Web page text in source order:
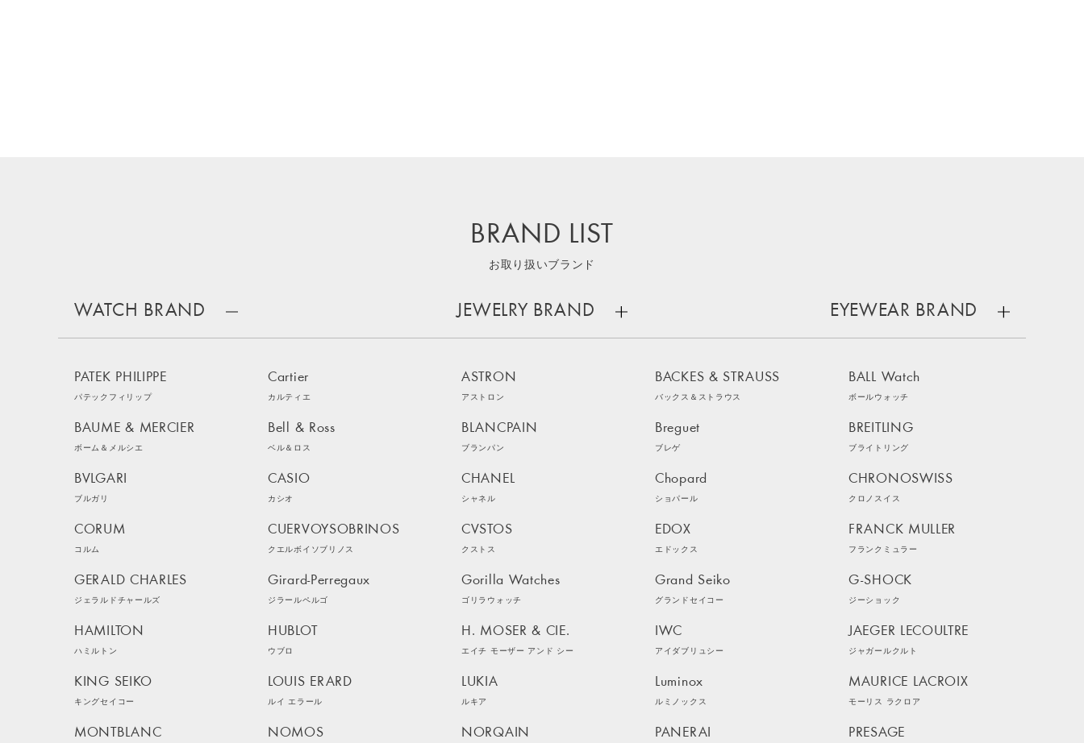
BRAND LIST
お取り扱いブランド
WATCH BRAND
PATEK PHILIPPE
パテックフィリップ
Cartier
カルティエ
ASTRON
アストロン
BACKES & STRAUSS
バックス＆ストラウス
BALL Watch
ボールウォッチ
BAUME & MERCIER
ボーム＆メルシエ
Bell & Ross
ベル＆ロス
BLANCPAIN
ブランパン
Breguet
ブレゲ
BREITLING
ブライトリング
BVLGARI
ブルガリ
CASIO
カシオ
CHANEL
シャネル
Chopard
ショパール
CHRONOSWISS
クロノスイス
CORUM
コルム
CUERVOYSOBRINOS
クエルボイソブリノス
CVSTOS
クストス
EDOX
エドックス
FRANCK MULLER
フランクミュラー
GERALD CHARLES
ジェラルドチャールズ
Girard-Perregaux
ジラールペルゴ
Gorilla Watches
ゴリラウォッチ
Grand Seiko
グランドセイコー
G-SHOCK
ジーショック
HAMILTON
ハミルトン
HUBLOT
ウブロ
H. MOSER & CIE.
エイチ モーザー アンド シー
IWC
アイダブリュシー
JAEGER LECOULTRE
ジャガールクルト
KING SEIKO
キングセイコー
LOUIS ERARD
ルイ エラール
LUKIA
ルキア
Luminox
ルミノックス
MAURICE LACROIX
モーリス ラクロア
MONTBLANC NOMOS NORQAIN PANERAI PRESAGE
JEWELRY BRAND EYEWEAR BRAND